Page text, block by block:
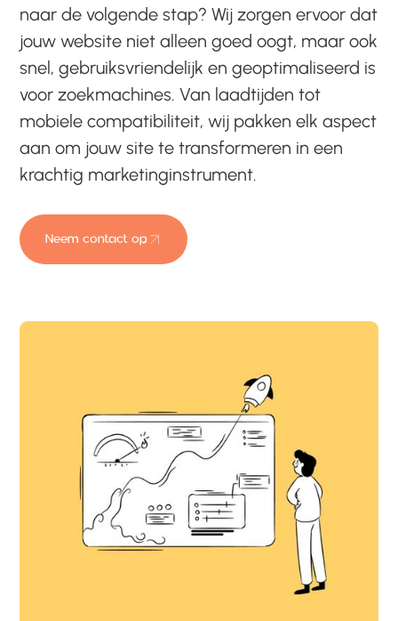
naar de volgende stap? Wij zorgen ervoor dat
jouw website niet alleen goed oogt, maar ook
snel, gebruiksvriendelijk en geoptimaliseerd is
voor zoekmachines. Van laadtijden tot
mobiele compatibiliteit, wij pakken elk aspect
aan om jouw site te transformeren in een
krachtig marketinginstrument.
Neem contact op